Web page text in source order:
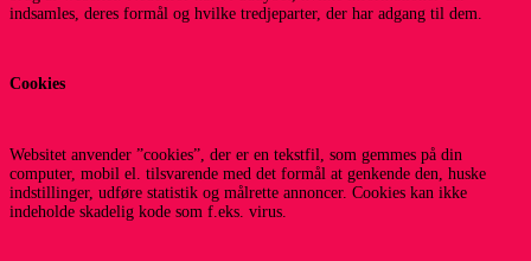
indsamles, deres formål og hvilke tredjeparter, der har adgang til dem.
Cookies
Websitet anvender ”cookies”, der er en tekstfil, som gemmes på din
computer, mobil el. tilsvarende med det formål at genkende den, huske
indstillinger, udføre statistik og målrette annoncer. Cookies kan ikke
indeholde skadelig kode som f.eks. virus.